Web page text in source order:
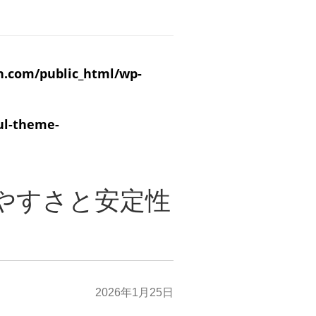
public_html/wp-
theme-
すさと安定性
2026年1月25日